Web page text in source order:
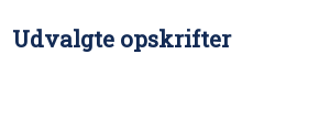
Udvalgte opskrifter